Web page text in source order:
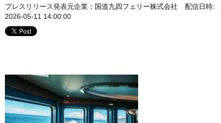
プレスリリース発表元企業： 国道九四フェリー株式会社
配信日時:
2026-05-11 14:00:00